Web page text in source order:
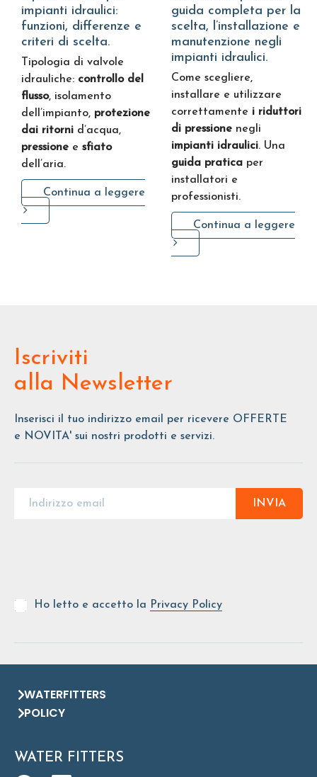
impianti idraulici:
funzioni, differenze e
criteri di scelta.
Tipologia di valvole
idrauliche: controllo del
flusso, isolamento
dell’impianto, protezione
dai ritorni d’acqua,
pressione e sfiato
dell’aria.
Continua a leggere
guida completa per la
scelta, l’installazione e
manutenzione negli
impianti idraulici.
Come scegliere,
installare e utilizzare
correttamente i riduttori
di pressione negli
impianti idraulici. Una
guida pratica per
installatori e
professionisti.
Continua a leggere
Iscriviti
alla Newsletter
Inserisci il tuo indirizzo email per ricevere OFFERTE
e NOVITA' sui nostri prodotti e servizi.
INVIA
Ho letto e accetto la Privacy Policy
WATERFITTERS
POLICY
WATER FITTERS